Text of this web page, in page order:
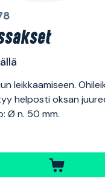
leikkaamiseen.
helposti oksan
Ø n. 50 mm.